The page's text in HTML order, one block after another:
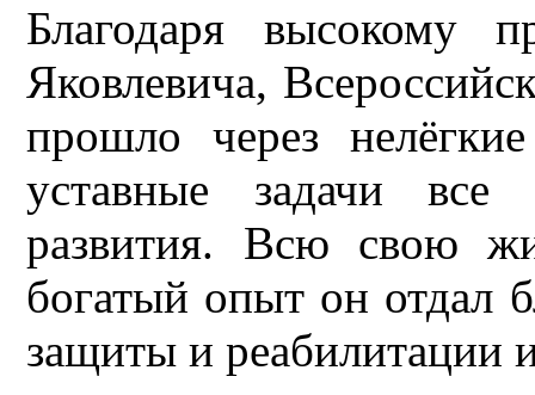
Благодаря высокому
Яковлевича,
прошло через
уставные задачи все
развития. Всю свою
богатый опыт он отдал
защиты и реабилитации